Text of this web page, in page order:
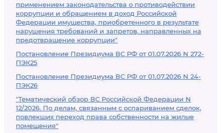
применением законодательства о противодействии
коррупции и обращением в доход Российской
Федерации имущества, приобретенного в результате
нарушения требований и запретов, направленных на
предотвращение коррупции"
Постановление Президиума ВС РФ от 01.07.2026 N 272-
ПЭК25
Постановление Президиума ВС РФ от 01.07.2026 N 24-
ПЭК26
"Тематический обзор ВС Российской Федерации N
12/2026. По делам, связанным с оспариванием сделок,
повлекших переход права собственности на жилые
помещения"